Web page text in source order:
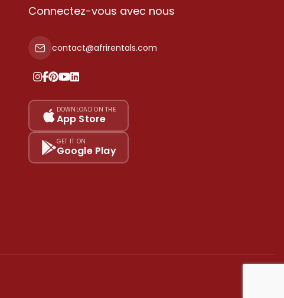
Connectez-vous avec nous
contact@afrirentals.com
DOWNLOAD ON THE
App Store
GET IT ON
Google Play